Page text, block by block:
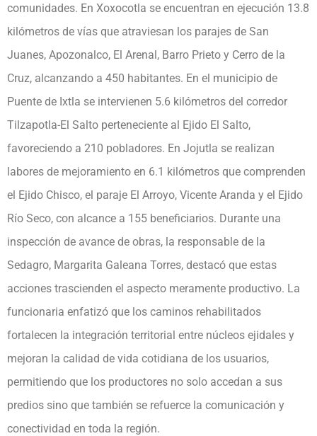
comunidades. En Xoxocotla se encuentran en ejecución 13.8
kilómetros de vías que atraviesan los parajes de San
Juanes, Apozonalco, El Arenal, Barro Prieto y Cerro de la
Cruz, alcanzando a 450 habitantes. En el municipio de
Puente de Ixtla se intervienen 5.6 kilómetros del corredor
Tilzapotla-El Salto perteneciente al Ejido El Salto,
favoreciendo a 210 pobladores. En Jojutla se realizan
labores de mejoramiento en 6.1 kilómetros que comprenden
el Ejido Chisco, el paraje El Arroyo, Vicente Aranda y el Ejido
Río Seco, con alcance a 155 beneficiarios. Durante una
inspección de avance de obras, la responsable de la
Sedagro, Margarita Galeana Torres, destacó que estas
acciones trascienden el aspecto meramente productivo. La
funcionaria enfatizó que los caminos rehabilitados
fortalecen la integración territorial entre núcleos ejidales y
mejoran la calidad de vida cotidiana de los usuarios,
permitiendo que los productores no solo accedan a sus
predios sino que también se refuerce la comunicación y
conectividad en toda la región.